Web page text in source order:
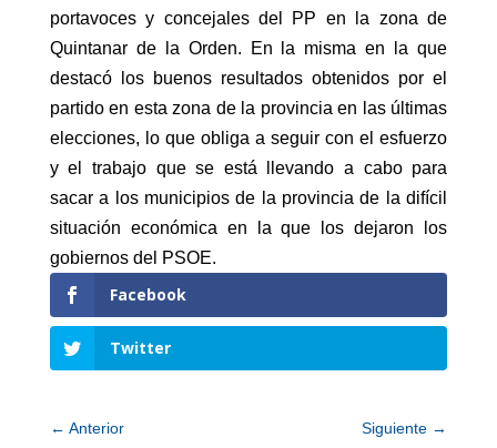
portavoces y concejales del PP en la zona de
Quintanar de la Orden. En la misma en la que
destacó los buenos resultados obtenidos por el
partido en esta zona de la provincia en las últimas
elecciones, lo que obliga a seguir con el esfuerzo
y el trabajo que se está llevando a cabo para
sacar a los municipios de la provincia de la difícil
situación económica en la que los dejaron los
gobiernos del PSOE.
Facebook
Twitter
← Anterior Siguiente →